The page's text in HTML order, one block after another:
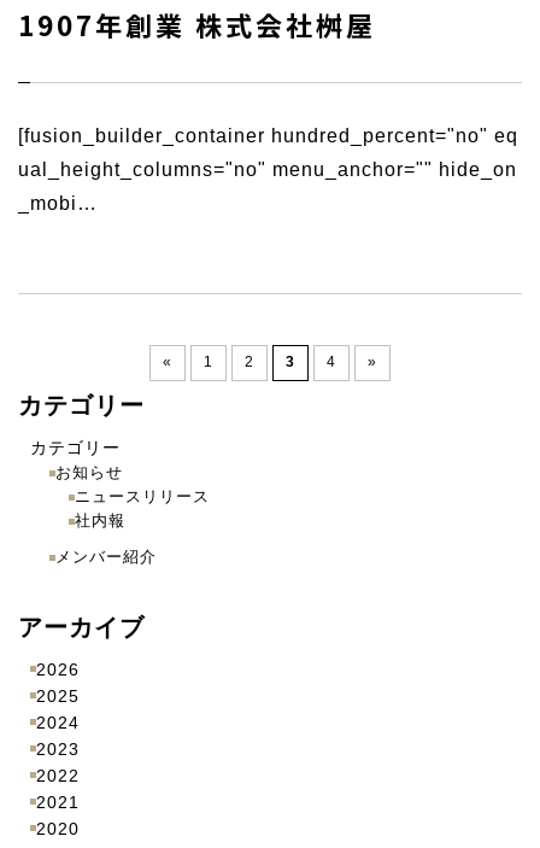
1907年創業 株式会社桝屋
[fusion_builder_container hundred_percent="no" eq
ual_height_columns="no" menu_anchor="" hide_on
_mobi…
« 1 2 3 4 »
カテゴリー
カテゴリー
お知らせ
ニュースリリース
社内報
メンバー紹介
アーカイブ
2026
2025
2024
2023
2022
2021
2020